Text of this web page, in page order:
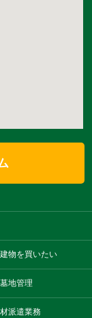
物を買いたい
墓地管理
派遣業務